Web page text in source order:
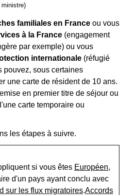
familiales en France ou vous
à la France (engagement
par exemple) ou vous
internationale (réfugié
pouvez, sous certaines
une carte de résident de 10 ans.
en premier titre de séjour ou
carte temporaire ou
les étapes à suivre.
si vous êtes Européen,
d'un pays ayant conclu avec
sur les flux migratoires.Accords